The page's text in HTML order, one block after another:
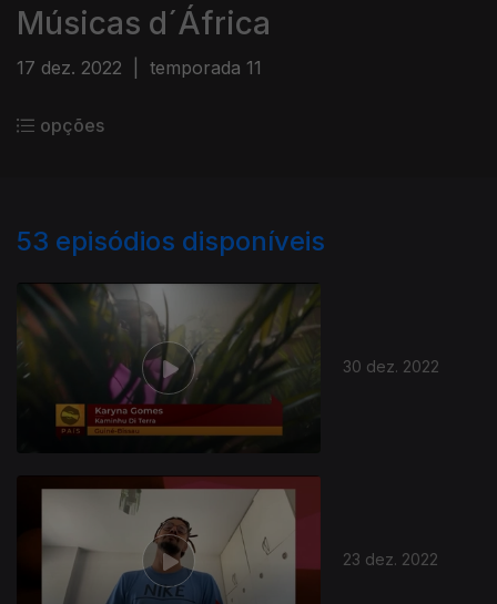
Músicas d´África
17 dez. 2022 temporada 11
opções
53 episódios disponíveis
30 dez. 2022
23 dez. 2022